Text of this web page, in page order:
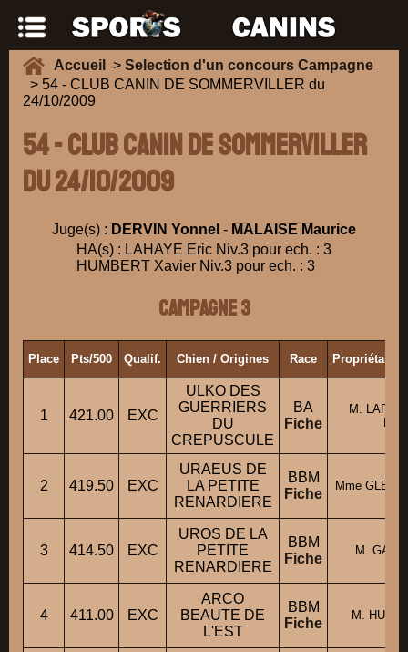
Accueil > Selection d'un concours Campagne
> 54 - CLUB CANIN DE SOMMERVILLER du
24/10/2009
54 - CLUB CANIN DE SOMMERVILLER
du 24/10/2009
Juge(s) : DERVIN Yonnel - MALAISE Maurice
HA(s) : LAHAYE Eric Niv.3 pour ech. : 3
HUMBERT Xavier Niv.3 pour ech. : 3
Campagne 3
Place Pts/500 Qualif. Chien / Origines Race Propriétaire/
1 421.00 EXC
ULKO DES
GUERRIERS
DU
CREPUSCULE
BA
Fiche
M.
2 419.50 EXC
URAEUS DE
LA PETITE
RENARDIERE
BBM
Fiche
Mme
3 414.50 EXC
UROS DE LA
PETITE
RENARDIERE
BBM
Fiche
M.
4 411.00 EXC
ARCO
BEAUTE DE
L'EST
BBM
Fiche
M.